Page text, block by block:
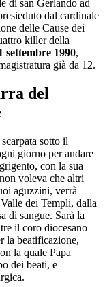
di san Gerlando ad
dal cardinale
delle Cause dei
killer della
settembre 1990,
già da 12.
del
sotto il
giorno per andare
con la sua
voleva che altri
aguzzini, verrà
dei Templi, dalla
di sangue. Sarà la
il coro diocesano
la beatificazione,
la quale Papa
dei beati, e